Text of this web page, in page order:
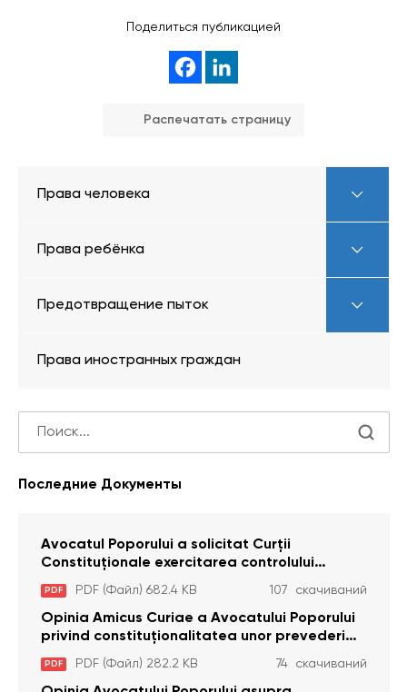
Поделиться публикацией
Распечатать страницу
Права человека
Права ребёнка
Предотвращение пыток
Права иностранных граждан
Последние Документы
Avocatul Poporului a solicitat Curţii
Constituţionale exercitarea controlului
constituţionalităţii unor prevederi cu privire la
plata alocației sociale de stat persoanelor
cu dizabilitați care sunt private de liberate
PDF PDF (Файл) 682.4 KB 107 скачиваний
Opinia Amicus Curiae a Avocatului Poporului
privind constituționalitatea unor prevederi
care interzic angajarea în organizațiile de
pază particulară a persoanelor condamnate
PDF PDF (Файл) 282.2 KB 74 скачиваний